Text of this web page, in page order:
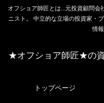
オフショア師匠とは...元投資顧問
ニスト。 中立的な立場の投資家・
情
★オフショア師匠★の
トップページ